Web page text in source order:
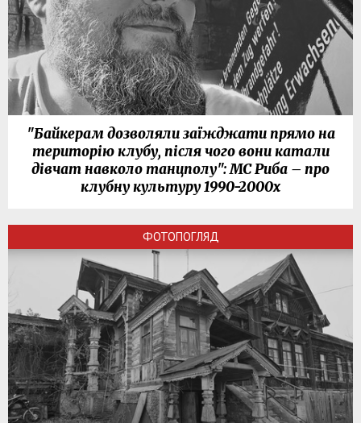
"Байкерам дозволяли заїжджати прямо на
територію клубу, після чого вони катали
дівчат навколо танцполу": МС Риба – про
клубну культуру 1990-2000х
ФОТОПОГЛЯД